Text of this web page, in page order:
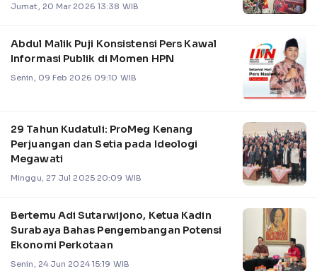
Jumat, 20 Mar 2026 13:38 WIB
Abdul Malik Puji Konsistensi Pers Kawal
Informasi Publik di Momen HPN
Senin, 09 Feb 2026 09:10 WIB
29 Tahun Kudatuli: ProMeg Kenang
Perjuangan dan Setia pada Ideologi
Megawati
Minggu, 27 Jul 2025 20:09 WIB
Bertemu Adi Sutarwijono, Ketua Kadin
Surabaya Bahas Pengembangan Potensi
Ekonomi Perkotaan
Senin, 24 Jun 2024 15:19 WIB